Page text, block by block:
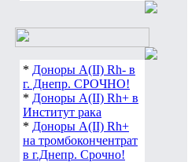
* Доноры А(ІІ) Rh- в
г. Днепр. СРОЧНО!
* Доноры А(ІІ) Rh+ в
Институт рака
* Доноры А(ІІ) Rh+
на тромбокончентрат
в г.Днепр. Срочно!